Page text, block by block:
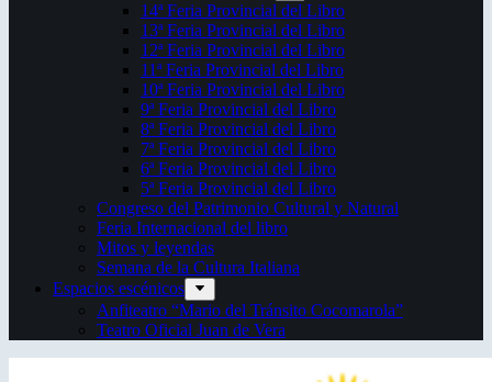
14ª Feria Provincial del Libro
13ª Feria Provincial del Libro
12ª Feria Provincial del Libro
11ª Feria Provincial del Libro
10ª Feria Provincial del Libro
9ª Feria Provincial del Libro
8ª Feria Provincial del Libro
7ª Feria Provincial del Libro
6ª Feria Provincial del Libro
5ª Feria Provincial del Libro
Congreso del Patrimonio Cultural y Natural
Feria Internacional del libro
Mitos y leyendas
Semana de la Cultura Italiana
Espacios escénicos
Anfiteatro “Mario del Tránsito Cocomarola”
Teatro Oficial Juan de Vera